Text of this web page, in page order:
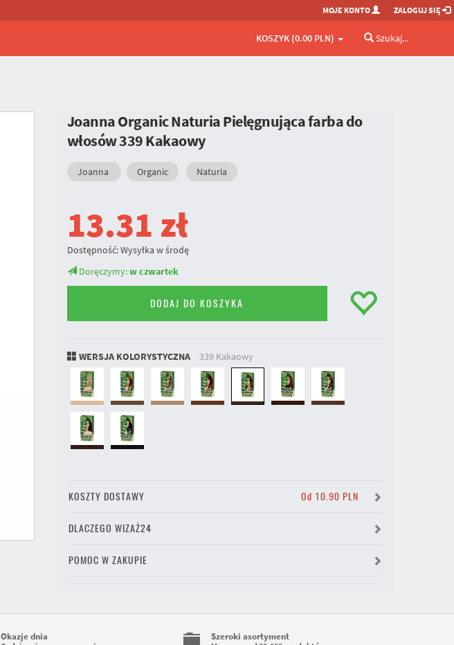
MOJE KONTO ZALOGUJ SIĘ
KOSZYK (0.00 PLN) Szukaj...
Joanna Organic Naturia Pielęgnująca farba do
włosów339 Kakaowy
Joanna Organic Naturia
13.31 zł
Dostępność:Wysyłka w środę
Doręczymy:w czwartek
DODAJ DO KOSZYKA
WERSJA KOLORYSTYCZNA 339 Kakaowy
KOSZTY DOSTAWY Od 10.90 PLN
DLACZEGO WIZAŻ24
POMOC W ZAKUPIE
Okazje dnia Szeroki asortyment